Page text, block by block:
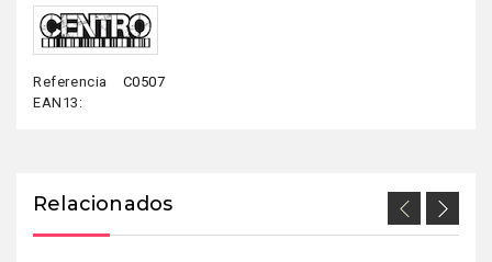
Referencia
C0507
EAN13:
Relacionados